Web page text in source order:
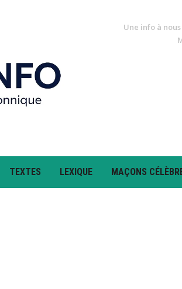
Une info à
TEXTES LEXIQUE MAÇONS